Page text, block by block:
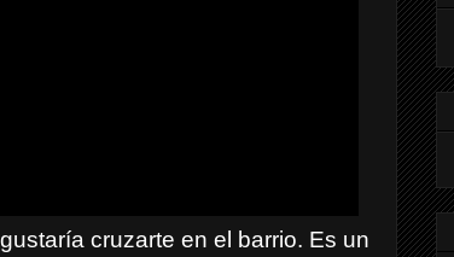
cruzarte en el barrio. Es un